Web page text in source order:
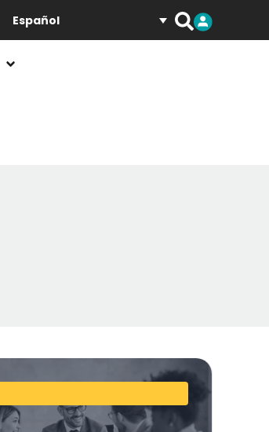
Español